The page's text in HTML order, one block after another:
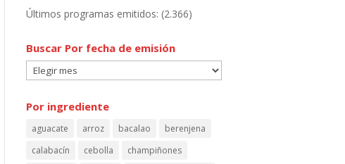
Últimos programas emitidos: (2.366)
Buscar Por fecha de emisión
Buscar
Por
fecha
emisión
Por ingrediente
aguacate arroz bacalao
berenjena
calabacín
cebolla
champiñones